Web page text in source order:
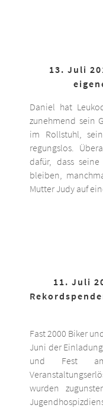
13. Juli
Daniel hat
zunehmend sein
im Rollstuhl,
regungslos.
dafür, dass
bleiben,
Mutter Judy auf
11. Juli
Fast 2000 Biker
Juni der
und Fest
wurden